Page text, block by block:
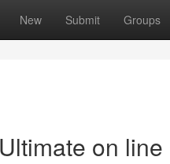
New Submit Groups
on